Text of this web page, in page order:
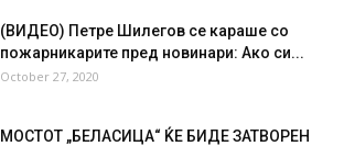
(ВИДЕО) Петре Шилегов се караше со
пожарникарите пред новинари: Ако си...
October 27, 2020
МОСТОТ „БЕЛАСИЦА“ ЌЕ БИДЕ ЗАТВОРЕН